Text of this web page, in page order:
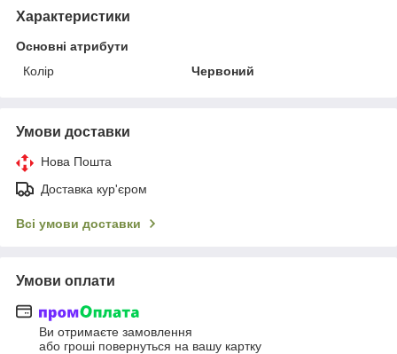
Характеристики
Основні атрибути
Колір
Червоний
Умови доставки
Нова Пошта
Доставка кур'єром
Всі умови доставки
Умови оплати
Ви отримаєте замовлення
або гроші повернуться на вашу картку